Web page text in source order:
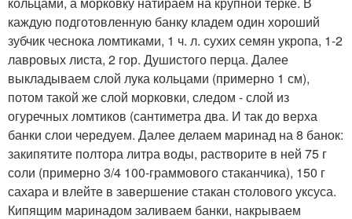
каждую подготовленную банку кладем один хороший
зубчик чеснока ломтиками, 1 ч. л. сухих семян укропа, 1-2
лавровых листа, 2 гор. Душистого перца. Далее
выкладываем слой лука кольцами (примерно 1 см),
потом такой же слой морковки, следом - слой из
огуречных ломтиков (сантиметра два. И так до верха
банки слои чередуем. Далее делаем маринад на 8 банок:
закипятите полтора литра воды, растворите в ней 75 г
соли (примерно 3/4 100-граммового стаканчика), 150 г
сахара и влейте в завершение стакан столового уксуса.
Кипящим маринадом заливаем банки, накрываем